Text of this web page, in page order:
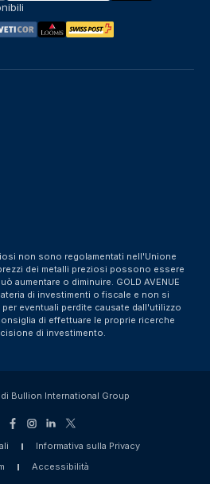
non sono regolamentati nell'Unione
dei metalli preziosi possono essere
aumentare o diminuire. GOLD AVENUE
di investimenti o fiscale e non si
eventuali perdite causate dall'utilizzo
di effettuare le proprie ricerche
di investimento.
Bullion International Group
Informativa sulla Privacy
Accessibilità